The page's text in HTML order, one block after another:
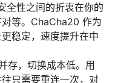
全性之间的折衷在你的
等。ChaCha20 作为
稳定，速度提升在中
存，切换成本低。用
只需要重连一次，对